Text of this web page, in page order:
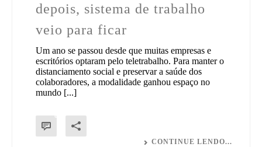
depois, sistema de trabalho
veio para ficar
Um ano se passou desde que muitas empresas e
escritórios optaram pelo teletrabalho. Para manter o
distanciamento social e preservar a saúde dos
colaboradores, a modalidade ganhou espaço no
mundo [...]
0
CONTINUE LENDO...